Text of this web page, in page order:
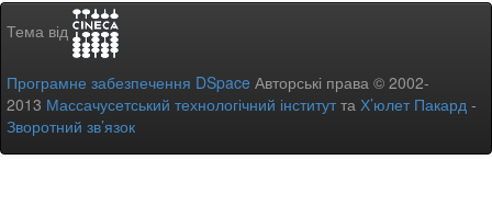
Тема від
Програмне забезпечення DSpace Авторські права © 2002-
2013 Массачусетський технологічний інститутта Х’юлет Пакард -
Зворотний зв’язок